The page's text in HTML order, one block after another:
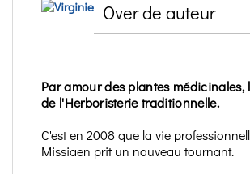
Over de auteur
Par amour des plantes médicinales,
de l'Herboristerie traditionnelle.
C'est en 2008 que la vie
Missiaen prit un nouveau tournant.